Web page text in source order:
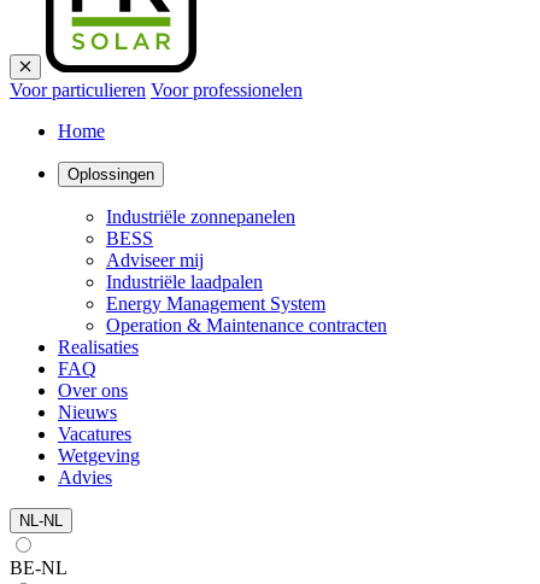
Voor particulieren Voor professionelen
Home
Oplossingen
Industriële zonnepanelen
BESS
Adviseer mij
Industriële laadpalen
Energy Management System
Operation & Maintenance contracten
Realisaties
FAQ
Over ons
Nieuws
Vacatures
Wetgeving
Advies
NL-NL
BE-NL